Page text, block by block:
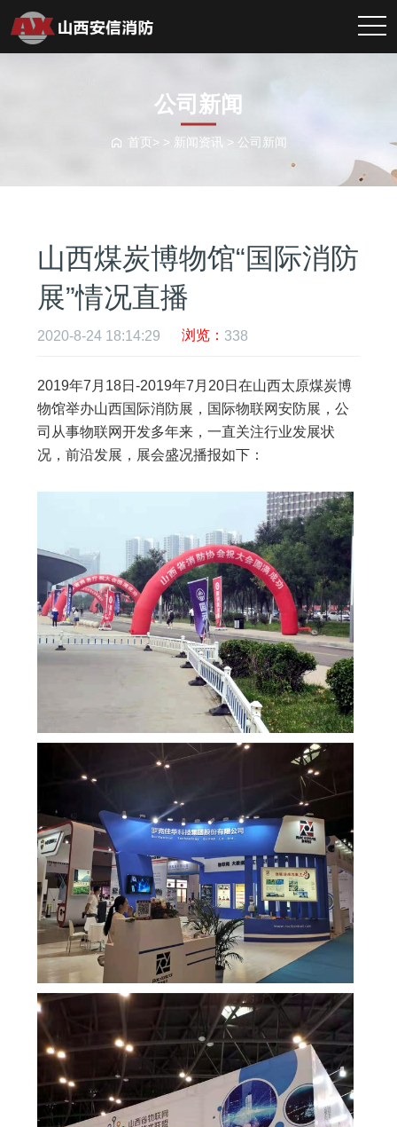
公司新闻
首页> > 新闻资讯 > 公司新闻
山西煤炭博物馆“国际消防
展”情况直播
2020-8-24 18:14:29 浏览： 338
2019年7 月 18日 -2019年7 月 20日在山西太原煤炭博
物馆举办山西国际消防展，国际物联网安防展，公
司从事物联网开发多年来，一直关注行业发展状
况，前沿发展，展会盛况播报如下：